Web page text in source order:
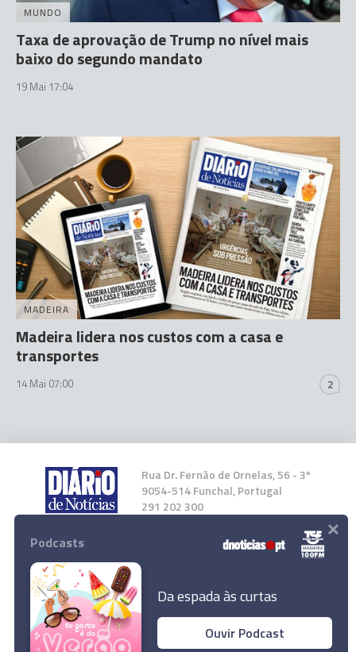
MUNDO
Taxa de aprovação de Trump no nível mais
baixo do segundo mandato
19 Mai 17:04
MADEIRA
Madeira lidera nos custos com a casa e
transportes
14 Mai 07:00 2
Rua Dr. Fernão de Ornelas, 56 - 3º
9054-514 Funchal, Portugal
291 202 300
Instale a nossa App
Podcasts
Da espada às curtas
Ouvir Podcast
×